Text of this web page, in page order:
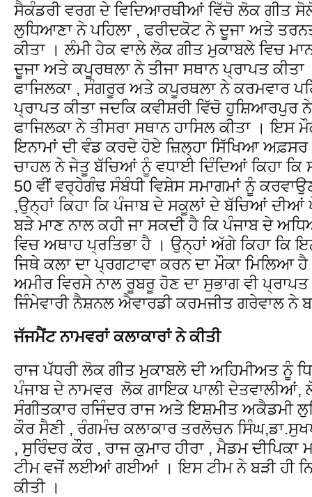
ਸੈਕੰਡਰੀ ਵਰਗ ਦੇ ਵਿਦਿਆਰਥੀਆਂ ਵਿੱਚੋ ਲੋਕ ਗੀਤ
ਲੁਧਿਆਣਾ ਨੇ ਪਹਿਲਾ , ਫਰੀਦਕੋਟ ਨੇ ਦੂਜਾ ਅਤੇ
ਕੀਤਾ । ਲੰਮੀ ਹੇਕ ਵਾਲੇ ਲੋਕ ਗੀਤ ਮੁਕਾਬਲੇ ਵਿਚ
ਦੂਜਾ ਅਤੇ ਕਪੂਰਥਲਾ ਨੇ ਤੀਜਾ ਸਥਾਨ ਪ੍ਰਾਪਤ ਕੀਤਾ
ਫਾਜਿਲਕਾ , ਸੰਗਰੂਰ ਅਤੇ ਕਪੂਰਥਲਾ ਨੇ ਕਰਮਵਾਰ
ਪ੍ਰਾਪਤ ਕੀਤਾ ਜਦਕਿ ਕਵੀਸ਼ਰੀ ਵਿੱਚੋ ਹੁਸ਼ਿਆਰਪੁਰ
ਫਾਜਿਲਕਾ ਨੇ ਤੀਸਰਾ ਸਥਾਨ ਹਾਸਿਲ ਕੀਤਾ ।
ਇਨਾਮਾਂ ਦੀ ਵੰਡ ਕਰਦੇ ਹੋਏ ਜ਼ਿਲ੍ਹਾ ਸਿੱਖਿਆ
ਚਾਹਲ ਨੇ ਜੇਤੂ ਬੱਚਿਆਂ ਨੂੰ ਵਧਾਈ ਦਿੰਦਿਆਂ ਕਿਹਾ ਕਿ
50 ਵੀਂ ਵਰ੍ਹੇਗੰਢ ਸੰਬੰਧੀ ਵਿਸ਼ੇਸ ਸਮਾਗਮਾਂ ਨੂੰ
,ਉਨ੍ਹਾਂ ਕਿਹਾ ਕਿ ਪੰਜਾਬ ਦੇ ਸਕੂਲਾਂ ਦੇ ਬੱਚਿਆਂ
ਬੜੇ ਮਾਣ ਨਾਲ ਕਹੀ ਜਾ ਸਕਦੀ ਹੈ ਕਿ ਪੰਜਾਬ ਦੇ
ਵਿਚ ਅਥਾਹ ਪ੍ਰਤਿਭਾ ਹੈ । ਉਨ੍ਹਾਂ ਅੱਗੇ ਕਿਹਾ ਕਿ
ਜਿਥੇ ਕਲਾ ਦਾ ਪ੍ਰਗਟਾਵਾ ਕਰਨ ਦਾ ਮੌਕਾ ਮਿਲਿਆ
ਅਮੀਰ ਵਿਰਸੇ ਨਾਲ ਰੂਬਰੂ ਹੋਣ ਦਾ ਸੁਭਾਗ ਵੀ
ਜਿੰਮੇਵਾਰੀ ਨੈਸ਼ਨਲ ਐਵਾਰਡੀ ਕਰਮਜੀਤ ਗਰੇਵਾਲ ਨੇ
ਜੱਜਮੈਂਟ ਨਾਮਵਰਾਂ ਕਲਾਕਾਰਾਂ ਨੇ ਕੀਤੀ
ਰਾਜ ਪੱਧਰੀ ਲੋਕ ਗੀਤ ਮੁਕਾਬਲੇ ਦੀ ਅਹਿਮੀਅਤ ਨੂੰ
ਪੰਜਾਬ ਦੇ ਨਾਮਵਰ ਲੋਕ ਗਾਇਕ ਪਾਲੀ ਦੇਤਵਾਲੀਆਂ,
ਸੰਗੀਤਕਾਰ ਰਜਿੰਦਰ ਰਾਜ ਅਤੇ ਇਸ਼ਮੀਤ ਅਕੈਡਮੀ
ਕੌਰ ਸੈਣੀ , ਰੰਗਮੰਚ ਕਲਾਕਾਰ ਤਰਲੋਚਨ
, ਸੁਰਿੰਦਰ ਕੌਰ , ਰਾਜ ਕੁਮਾਰ ਹੀਰਾ , ਮੈਡਮ
ਟੀਮ ਵਜੋਂ ਲਈਆਂ ਗਈਆਂ । ਇਸ ਟੀਮ ਨੇ ਬੜੀ ਹੀ
ਕੀਤੀ ।